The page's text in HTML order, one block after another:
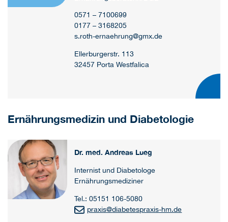
0571 – 7100699
0177 – 3168205
s.roth-ernaehrung@gmx.de
Ellerburgerstr. 113
32457 Porta Westfalica
Ernährungsmedizin und Diabetologie
Dr. med. Andreas Lueg
Internist und Diabetologe
Ernährungsmediziner
Tel.: 05151 106-5080
praxis@diabetespraxis-hm.de